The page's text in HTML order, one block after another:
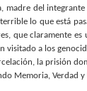
madre del
lo que está
que claramente
visitado a los
la prisión
Memoria, Verdad